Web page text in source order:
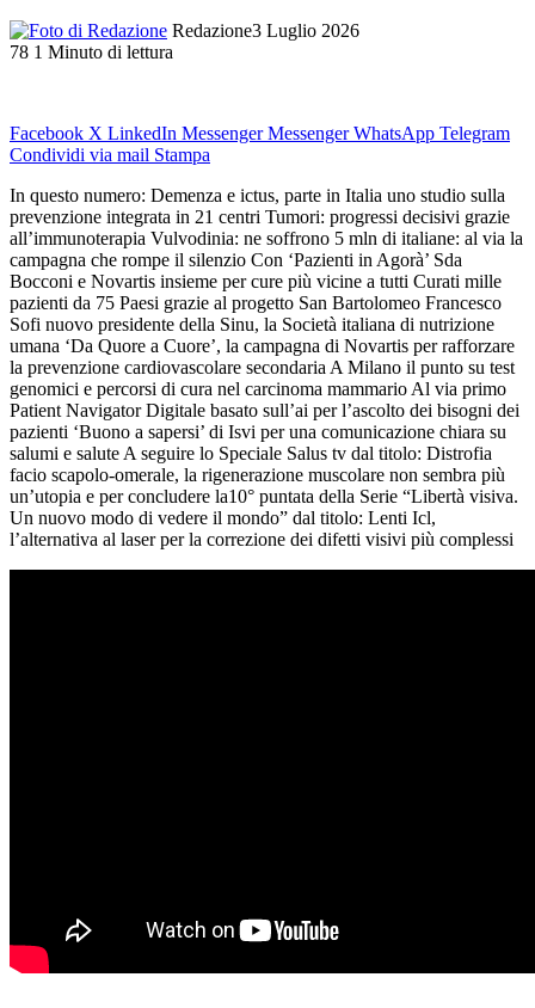
Redazione3 Luglio 2026
78 1 Minuto di lettura
Facebook X LinkedIn Messenger Messenger WhatsApp Telegram
Condividi via mail Stampa
In questo numero: Demenza e ictus, parte in Italia uno studio sulla
prevenzione integrata in 21 centri Tumori: progressi decisivi grazie
all’immunoterapia Vulvodinia: ne soffrono 5 mln di italiane: al via la
campagna che rompe il silenzio Con ‘Pazienti in Agorà’ Sda
Bocconi e Novartis insieme per cure più vicine a tutti Curati mille
pazienti da 75 Paesi grazie al progetto San Bartolomeo Francesco
Sofi nuovo presidente della Sinu, la Società italiana di nutrizione
umana ‘Da Quore a Cuore’, la campagna di Novartis per rafforzare
la prevenzione cardiovascolare secondaria A Milano il punto su test
genomici e percorsi di cura nel carcinoma mammario Al via primo
Patient Navigator Digitale basato sull’ai per l’ascolto dei bisogni dei
pazienti ‘Buono a sapersi’ di Isvi per una comunicazione chiara su
salumi e salute A seguire lo Speciale Salus tv dal titolo: Distrofia
facio scapolo-omerale, la rigenerazione muscolare non sembra più
un’utopia e per concludere la10° puntata della Serie “Libertà visiva.
Un nuovo modo di vedere il mondo” dal titolo: Lenti Icl,
l’alternativa al laser per la correzione dei difetti visivi più complessi